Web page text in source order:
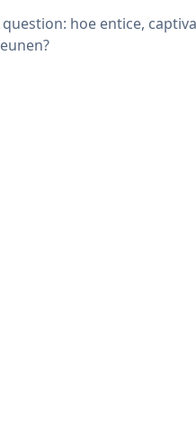
hoe entice,